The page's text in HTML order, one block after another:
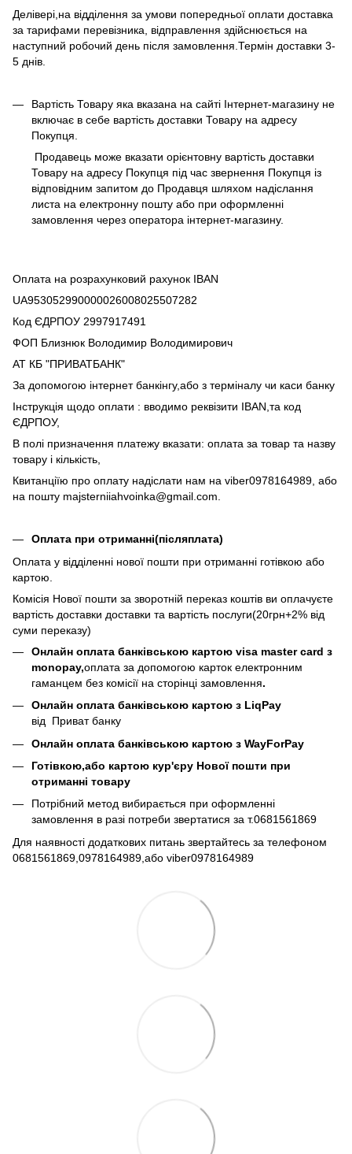
Делівері,на відділення за умови попередньої оплати доставка
за тарифами перевізника, відправлення здійснюється на
наступний робочий день після замовлення.Термін доставки 3-
5 днів.
Вартість Товару яка вказана на сайті Інтернет-магазину не
включає в себе вартість доставки Товару на адресу
Покупця.
Продавець може вказати орієнтовну вартість доставки
Товару на адресу Покупця під час звернення Покупця із
відповідним запитом до Продавця шляхом надіслання
листа на електронну пошту або при оформленні
замовлення через оператора інтернет-магазину.
Оплата на розрахунковий рахунок IBAN
UA953052990000026008025507282
Код ЄДРПОУ 2997917491
ФОП Близнюк Володимир Володимирович
АТ КБ "ПРИВАТБАНК"
За допомогою інтернет банкінгу,або з терміналу чи каси банку
Інструкція щодо оплати : вводимо реквізити IBAN,та код
ЄДРПОУ,
В полі призначення платежу вказати: оплата за товар та назву
товару і кількість,
Квитанціїю про оплату надіслати нам на viber0978164989, або
на пошту majsterniiahvoinka@gmail.com.
Оплата при отриманні(післяплата)
Оплата у відділенні нової пошти при отриманні готівкою або
картою.
Комісія Нової пошти за зворотній переказ коштів ви оплачуєте
вартість доставки доставки та вартість послуги(20грн+2% від
суми переказу)
Онлайн оплата банківською картою visa master card з
monopay,оплата за допомогою карток електронним
гаманцем без комісії на сторінці замовлення​​.
Онлайн оплата банківською картою з LiqPay
від Приват банку
Онлайн оплата банківською картою з WayForPay
Готівкою,або картою кур'єру Нової пошти при
отриманні товару
Потрібний метод вибирається при оформленні
замовлення в разі потреби звертатися за т.0681561869​​​
Для наявності додаткових питань звертайтесь за телефоном
0681561869,0978164989,або viber0978164989